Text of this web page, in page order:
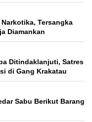
Tersangka
Diamankan
Ditindaklanjuti, Satres
di Gang Krakatau
Sabu Berikut Barang